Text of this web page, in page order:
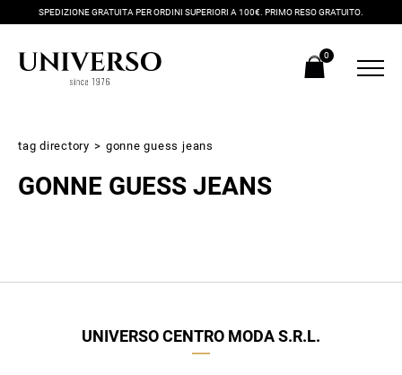
SPEDIZIONE GRATUITA PER ORDINI SUPERIORI A 100€. PRIMO RESO GRATUITO.
0
tag directory > gonne guess jeans
GONNE GUESS JEANS
UNIVERSO CENTRO MODA S.R.L.
Ricevi subito il tuo promocode con lo sconto del 20% su tutti i
nuovi arrivi utilizzabile anche in negozio!